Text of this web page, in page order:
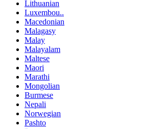
Lithuanian
Luxembou..
Macedonian
Malagasy
Malay
Malayalam
Maltese
Maori
Marathi
Mongolian
Burmese
Nepali
Norwegian
Pashto